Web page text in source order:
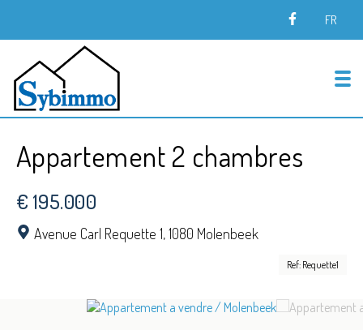
FR
Appartement 2 chambres
€ 195.000
Avenue Carl Requette 1,1080 Molenbeek
Ref: Requette1